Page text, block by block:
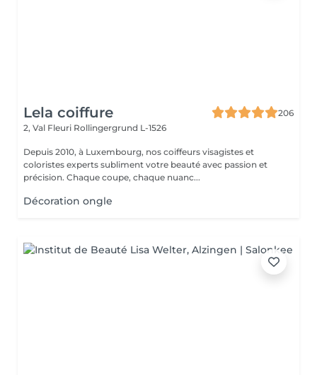
Lela coiffure
206
2, Val Fleuri Rollingergrund L-1526
Depuis 2010, à Luxembourg, nos coiffeurs visagistes et
coloristes experts subliment votre beauté avec passion et
précision. Chaque coupe, chaque nuanc...
Décoration ongle